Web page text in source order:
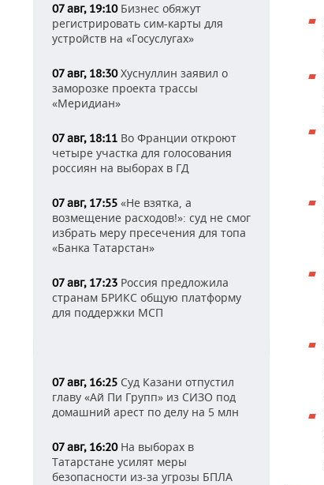
07 авг, 19:10Бизнес обяжут
регистрировать сим-карты для
устройств на «Госуслугах»
07 авг, 18:30Хуснуллин заявил о
заморозке проекта трассы
«Меридиан»
07 авг, 18:11 Во Франции откроют
четыре участка для голосования
россиян на выборах в ГД
07 авг, 17:55 «Не взятка, а
возмещение расходов!»: суд не смог
избрать меру пресечения для топа
«Банка Татарстан»
07 авг, 17:23 Россия предложила
странам БРИКС общую платформу
для поддержки МСП
07 авг, 16:25 Суд Казани отпустил
главу «Ай Пи Групп» из СИЗО под
домашний арест по делу на 5 млн
07 авг, 16:20На выборах в
Татарстане усилят меры
безопасности из-за угрозы БПЛА